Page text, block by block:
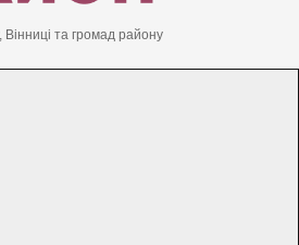
та громад району